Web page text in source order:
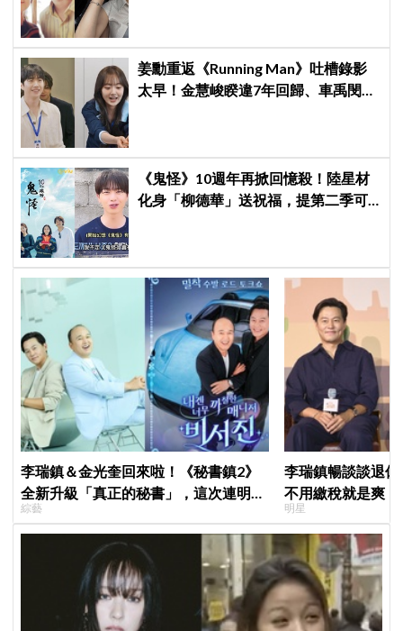
姜勳重返《Running Man》吐槽錄影
太早！金慧峻睽違7年回歸、車禹閔首
《鬼怪》10週年再掀回憶殺！陸星材
化身「柳德華」送祝福，提第二季可
李瑞鎮＆金光奎回來啦！《秘書鎮2》
全新升級「真正的秘書」，這次連明星
私生活都包辦！8月28日首播
綜藝
李瑞鎮暢談談退
不用繳稅就是爽
明星